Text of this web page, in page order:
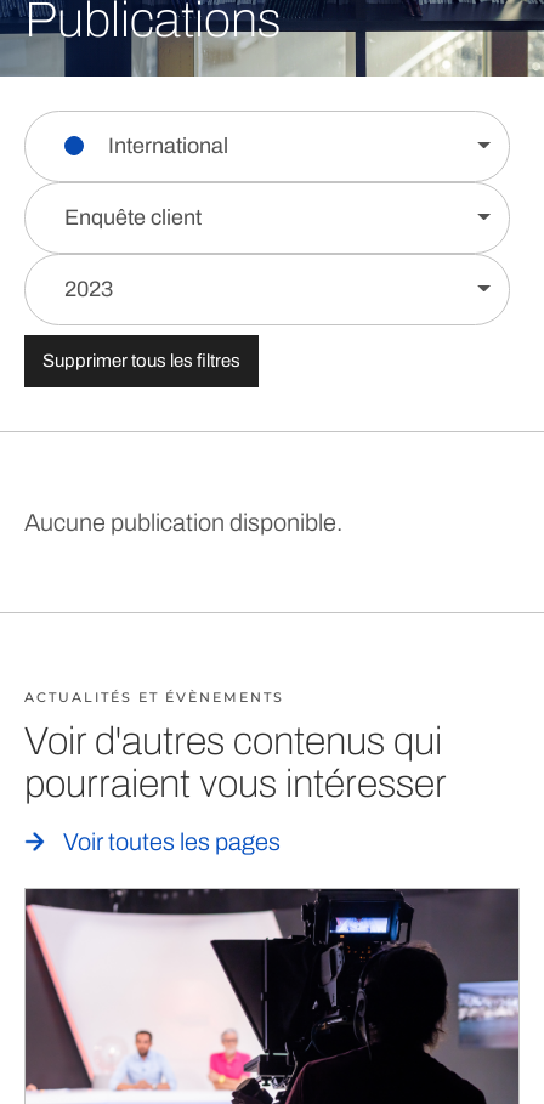
Publications
International
Enquête client
2023
Supprimer tous les filtres
Aucune publication disponible.
ACTUALITÉS ET ÉVÈNEMENTS
Voir d'autres contenus qui
pourraient vous intéresser
Voir toutes les pages